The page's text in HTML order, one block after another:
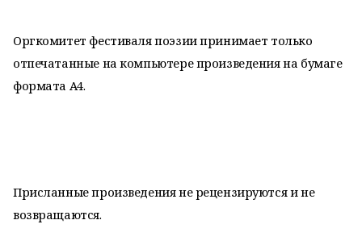
Оргкомитет фестиваля поэзии принимает только
отпечатанные на компьютере произведения на бумаге
формата А4.
Присланные произведения не рецензируются и не
возвращаются.